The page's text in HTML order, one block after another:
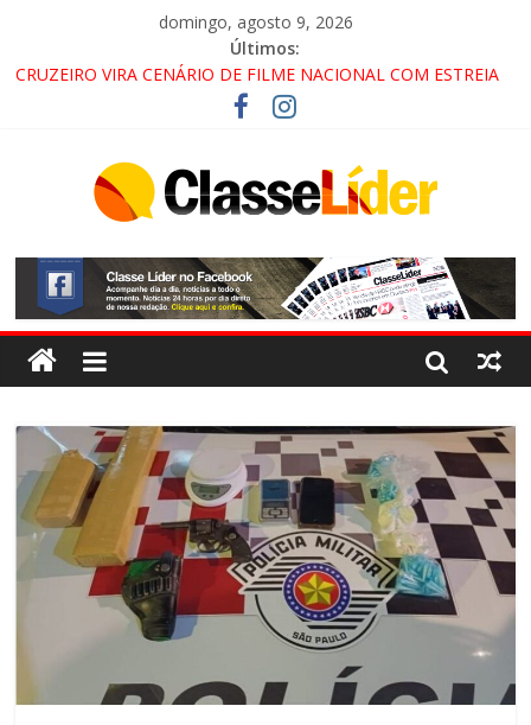
domingo, agosto 9, 2026
Últimos:
CRUZEIRO VIRA CENÁRIO DE FILME NACIONAL COM ESTREIA
PROMOTOR DO GAECO
ACESSO À APARECIDA NA DUTRA SERÁ BLOQUEADO NO FIM
ALTERNATIVAS
LORENA, PINDAMONHANGABA E QUELUZ NA RETA FINAL
PELA FÁBRICA DA COCA-COLA!